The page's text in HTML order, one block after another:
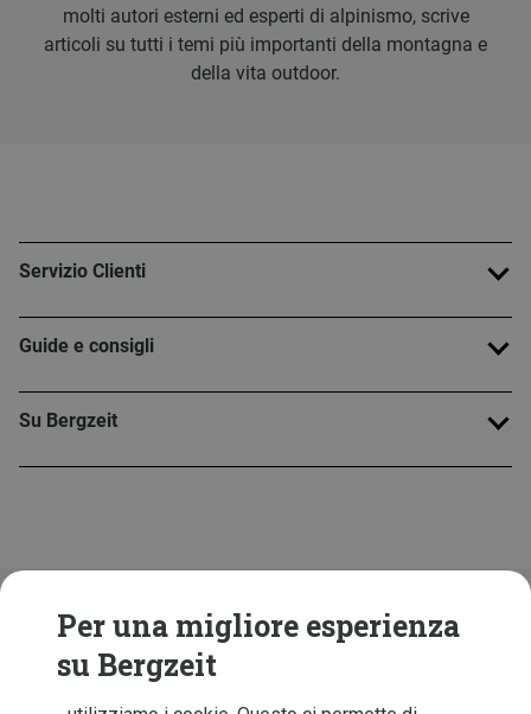
Per una migliore esperienza
su Bergzeit
molti autori esterni ed esperti di alpinismo, scrive
articoli su tutti i temi più importanti della montagna e
della vita outdoor.
Servizio Clienti
Guide e consigli
Su Bergzeit